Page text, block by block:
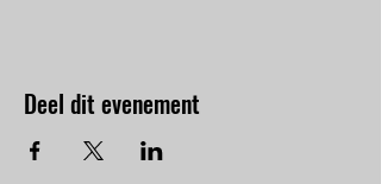
Deel dit evenement